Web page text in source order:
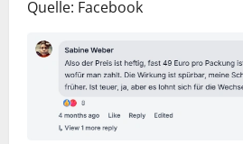
Quelle: Facebook